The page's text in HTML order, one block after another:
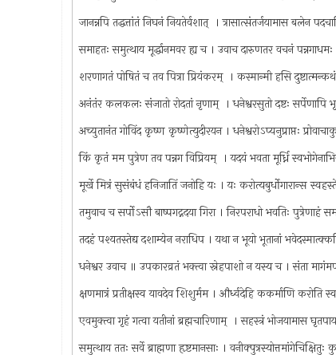
जानन्नपि तद्धत्तांतं निघनं नियतेर्वशात् ‍ । त्रासात्संतर्जयामास बलेन
समाहतः समुत्थाय मूर्द्धानमवर ह्य च । उवाच दारुणतर वचनं
शरणागतं पोषितं च तव पित्रा प्रियंकरम् ‍ । कस्मान्मी हसि
अनंतंर कलकलः संजातो रोदतां नृणाम् ‍ । धनेश्वरसुतो दष्टः
अच्युतानंत गोविंद कृष्ण कृष्णेत्युदीरयन । धनेश्वरोऽप्यनुप्राप्तः
किं कृतं मम पुत्रेण तव पन्नग विप्रियम् ‍ । यदयं भवता मूर्ध्नि
मूर्खे मित्रं सुसंबंधं हनिजातिं जनोहि यः । यः करोत्यबुर्धोगारान्स
तमुवाच च सर्पोऽसौ बाष्पगद्नदया गिरा । निरपराधो भवतिः पुत्रेणाहं
तदहं पश्यतस्ते‍द्य दशाम्येन नराधिप । यथा न भूयो भूतानां
धनेश्वर उवाच ॥ उपकारव्रतं भक्त्वा स्नेहपाशो न यस्य च । संता
क्षणमात्रं प्रतीक्षस्व यावदेव शिशुर्मम । और्ध्वदेहि ककर्माणि करोति
एवमुक्त्वा गृहं गत्वा यतीनां ब्रह्मचारिणाम् ‍ । सहस्त्रं भोजयामास
समुत्थाय ततः सर्वे ब्राह्मणा हृष्टमानसाः ।